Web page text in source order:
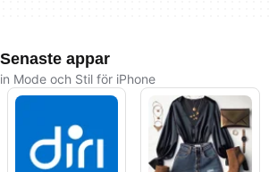
Senaste appar
in Mode och Stil för iPhone